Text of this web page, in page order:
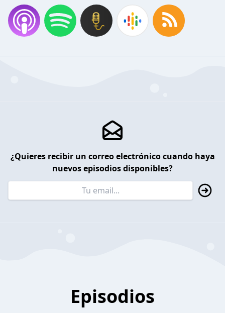
¿Quieres recibir un correo electrónico cuando haya
nuevos episodios disponibles?
Episodios